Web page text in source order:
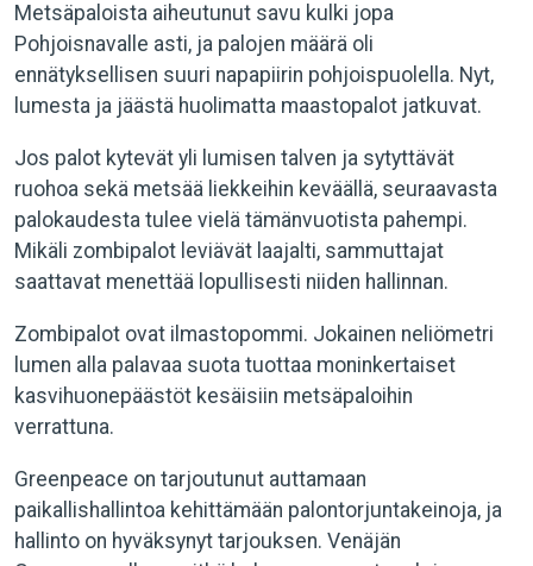
Metsäpaloista aiheutunut savu kulki jopa
Pohjoisnavalle asti, ja palojen määrä oli
ennätyksellisen suuri napapiirin pohjoispuolella. Nyt,
lumesta ja jäästä huolimatta maastopalot jatkuvat.
Jos palot kytevät yli lumisen talven ja sytyttävät
ruohoa sekä metsää liekkeihin keväällä, seuraavasta
palokaudesta tulee vielä tämänvuotista pahempi.
Mikäli zombipalot leviävät laajalti, sammuttajat
saattavat menettää lopullisesti niiden hallinnan.
Zombipalot ovat ilmastopommi. Jokainen neliömetri
lumen alla palavaa suota tuottaa moninkertaiset
kasvihuonepäästöt kesäisiin metsäpaloihin
verrattuna.
Greenpeace on tarjoutunut auttamaan
paikallishallintoa kehittämään palontorjuntakeinoja, ja
hallinto on hyväksynyt tarjouksen. Venäjän